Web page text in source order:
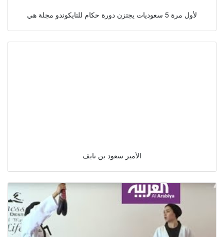
لأول مرة 5 سعوديات يجتزن دورة حكام للتايكوندو مجلة هي
الأمير سعود بن نايف